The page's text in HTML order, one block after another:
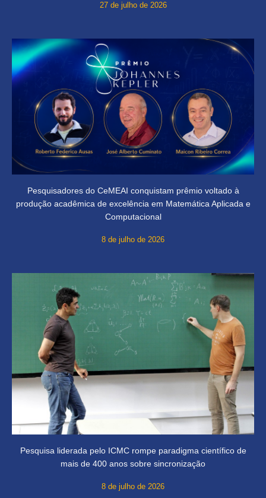
27 de julho de 2026
Pesquisadores do CeMEAI conquistam prêmio voltado à
produção acadêmica de excelência em Matemática Aplicada e
Computacional
8 de julho de 2026
Pesquisa liderada pelo ICMC rompe paradigma científico de
mais de 400 anos sobre sincronização
8 de julho de 2026